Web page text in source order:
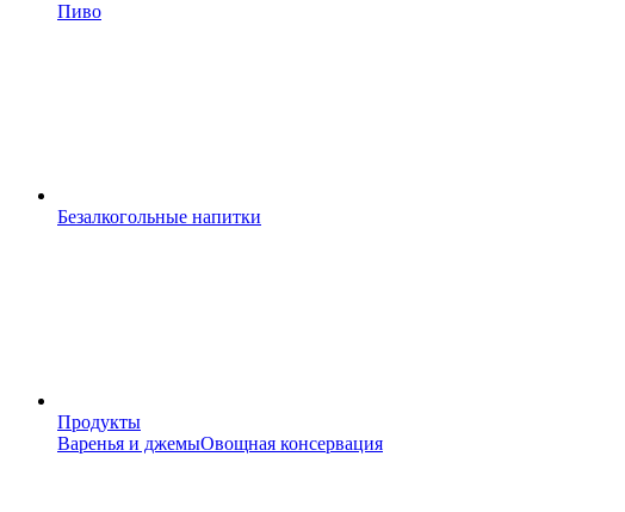
Пиво
Безалкогольные напитки
Продукты
Варенья и джемыОвощная консервация